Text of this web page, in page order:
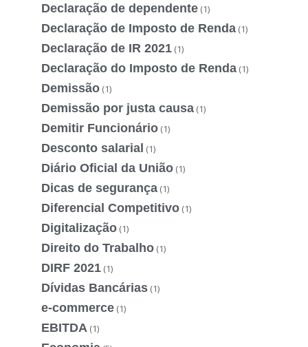
Declaração de dependente (1)
Declaração de Imposto de Renda (1)
Declaração de IR 2021 (1)
Declaração do Imposto de Renda (1)
Demissão (1)
Demissão por justa causa (1)
Demitir Funcionário (1)
Desconto salarial (1)
Diário Oficial da União (1)
Dicas de segurança (1)
Diferencial Competitivo (1)
Digitalização (1)
Direito do Trabalho (1)
DIRF 2021 (1)
Dívidas Bancárias (1)
e-commerce (1)
EBITDA (1)